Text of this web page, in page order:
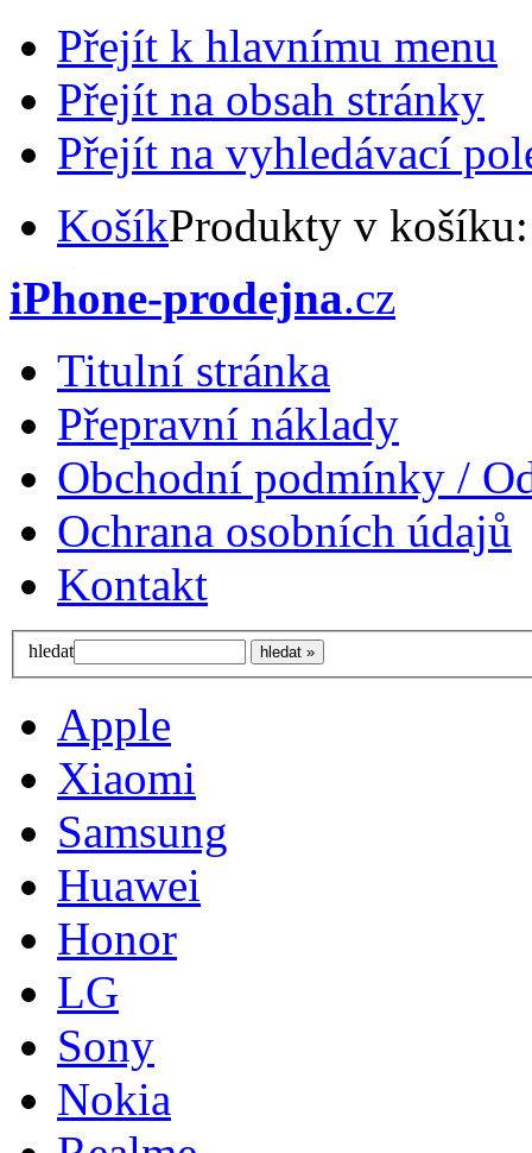
Přejít k hlavnímu menu
Přejít na obsah stránky
Přejít na vyhledávací
KošíkProdukty v
iPhone-prodejna.cz
Titulní stránka
Přepravní náklady
Obchodní podmínky /
Ochrana osobních údajů
Kontakt
hledat
Apple
Xiaomi
Samsung
Huawei
Honor
LG
Sony
Nokia